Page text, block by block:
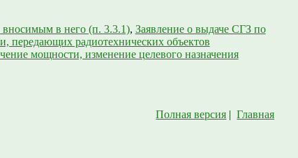
вносимым в него (п. 3.3.1), Заявление о выдаче СГЗ по
передающих радиотехнических объектов
мощности, изменение целевого назначения
Полная версия |Главная